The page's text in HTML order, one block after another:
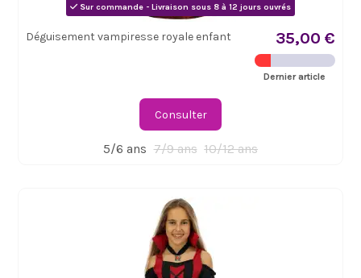
Sur commande - Livraison sous 8 à 12 jours ouvrés
Déguisement vampiresse royale enfant 35,00 €
Dernier article
Consulter
5/6 ans 7/9 ans 10/12 ans